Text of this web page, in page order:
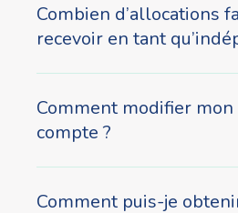
Combien d’allocations
recevoir en tant
Comment modifier
compte ?
Comment puis-je